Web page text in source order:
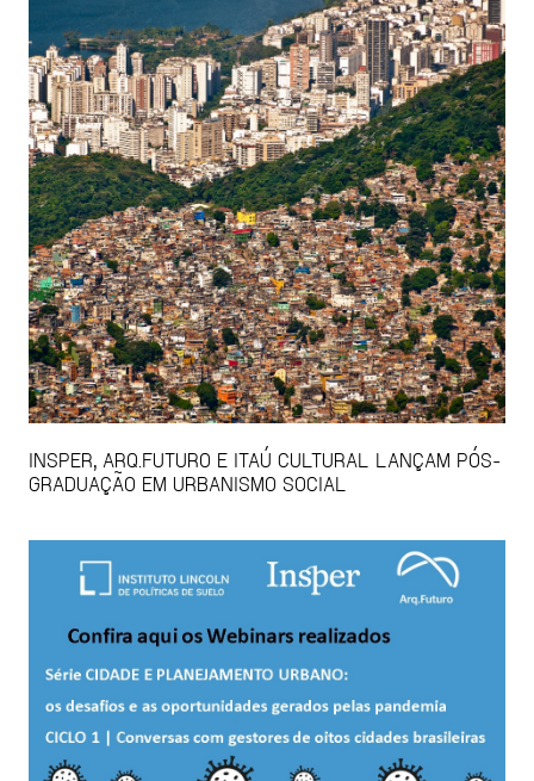
INSPER, ARQ.FUTURO E ITAÚ CULTURAL LANÇAM PÓS-
GRADUAÇÃO EM URBANISMO SOCIAL